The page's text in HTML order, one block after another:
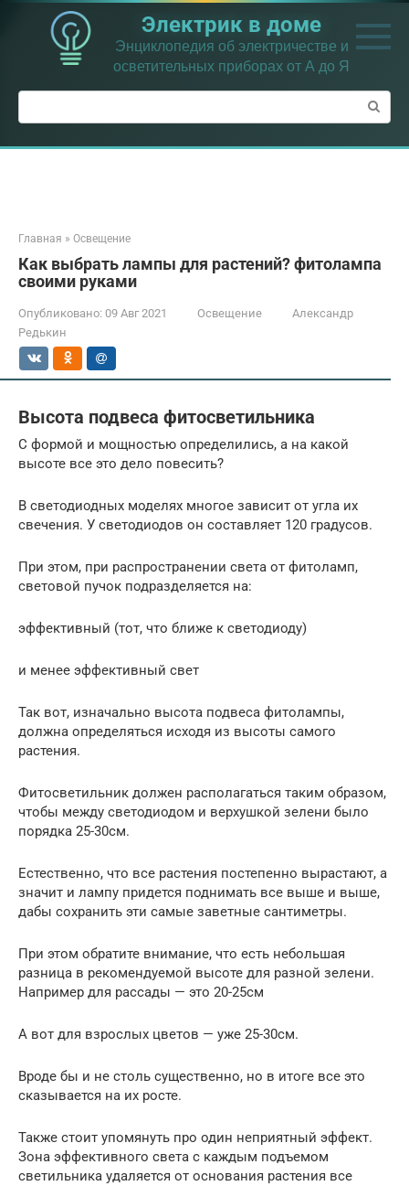
Перейти
контенту
Электрик в доме
Энциклопедия об электричестве и
осветительных приборах от А до Я
Поиск:
Главная » Освещение
Как выбрать лампы для растений? фитолампа
своими руками
Опубликовано: 09 Авг 2021 Освещение
Александр
Редькин
Высота подвеса фитосветильника
С формой и мощностью определились, а на какой
высоте все это дело повесить?
В светодиодных моделях многое зависит от угла их
свечения. У светодиодов он составляет 120 градусов.
При этом, при распространении света от фитоламп,
световой пучок подразделяется на:
эффективный (тот, что ближе к светодиоду)
и менее эффективный свет
Так вот, изначально высота подвеса фитолампы,
должна определяться исходя из высоты самого
растения.
Фитосветильник должен располагаться таким образом,
чтобы между светодиодом и верхушкой зелени было
порядка 25-30см.
Естественно, что все растения постепенно вырастают, а
значит и лампу придется поднимать все выше и выше,
дабы сохранить эти самые заветные сантиметры.
При этом обратите внимание, что есть небольшая
разница в рекомендуемой высоте для разной зелени.
Например для рассады — это 20-25см
А вот для взрослых цветов — уже 25-30см.
Вроде бы и не столь существенно, но в итоге все это
сказывается на их росте.
Также стоит упомянуть про один неприятный эффект.
Зона эффективного света с каждым подъемом
светильника удаляется от основания растения все